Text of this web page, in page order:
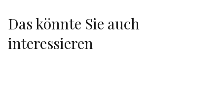
Das könnte Sie auch
interessieren